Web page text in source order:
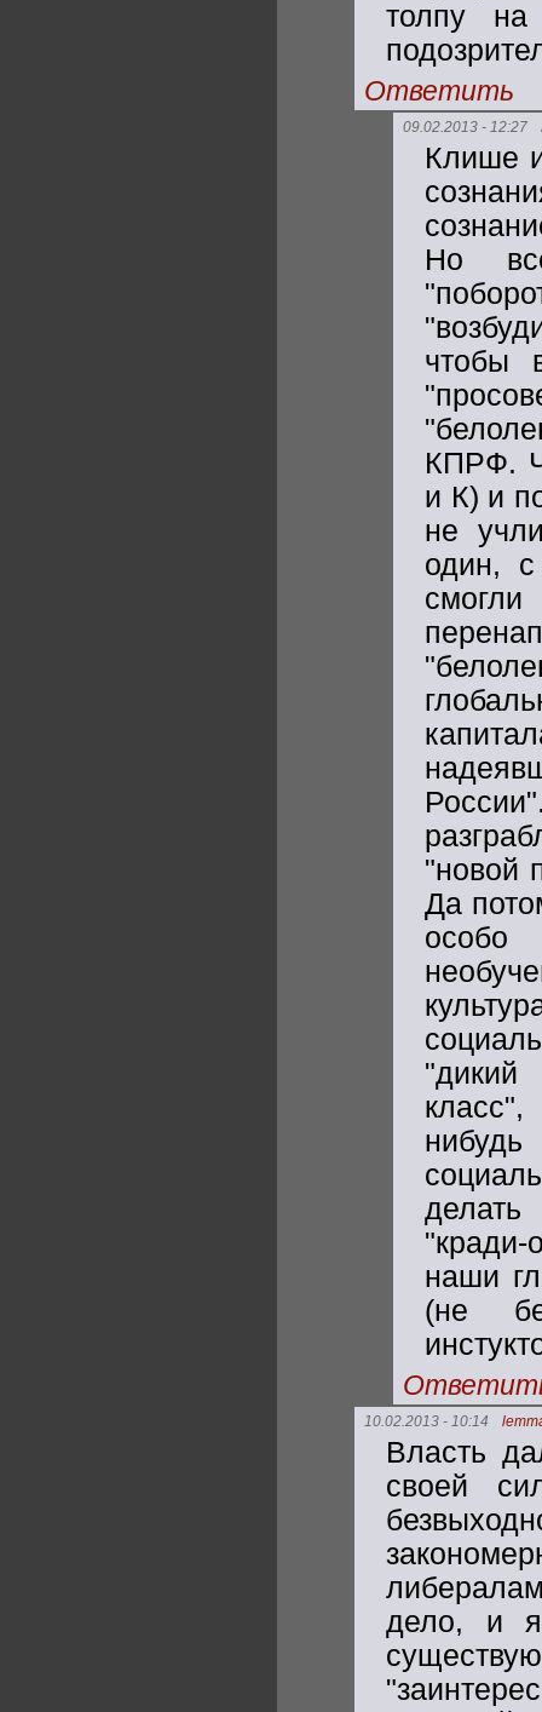
толпу
Ответить
09.02.2013 - 12:27
Клише
Но
чтобы
КПРФ.
и К) и
не
один,
"новой
Да
"дикий
делать
наши
(не
10.02.2013 - 10:14
Власть
своей
дело, и я